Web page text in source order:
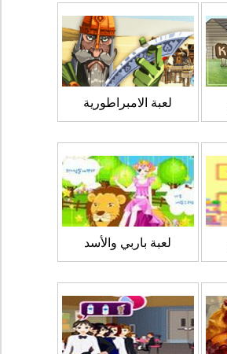
لعبة الامبراطورية
لعبة باربي والأسد